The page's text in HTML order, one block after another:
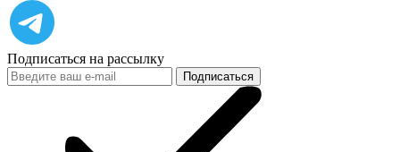
Подписаться на рассылку
Подписаться